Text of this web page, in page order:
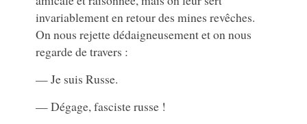
invariablement en retour des mines revêches.
On nous rejette dédaigneusement et on nous
regarde de travers :
— Je suis Russe.
— Dégage, fasciste russe !